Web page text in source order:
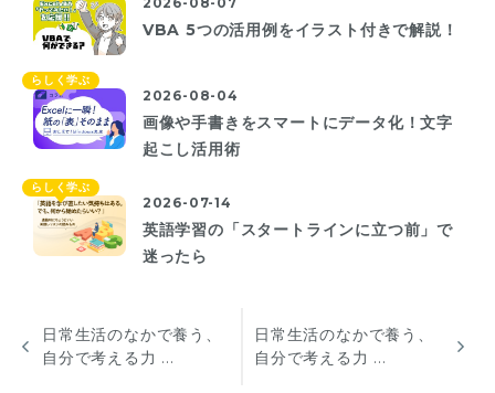
VBA 5つの活用例をイラスト付きで解説！
2026-08-04
画像や手書きをスマートにデータ化！文字
起こし活用術
らしく学ぶ
2026-07-14
英語学習の「スタートラインに立つ前」で
迷ったら
らしく学ぶ
日常生活のなかで養う、
自分で考える力 ...
日常生活のなかで養う、
自分で考える力 ...